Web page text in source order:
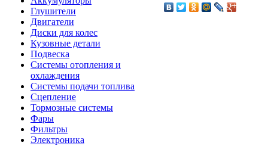
Глушители
Двигатели
Диски для колес
Кузовные детали
Подвеска
Системы отопления и
охлаждения
Системы подачи топлива
Сцепление
Тормозные системы
Фары
Фильтры
Электроника